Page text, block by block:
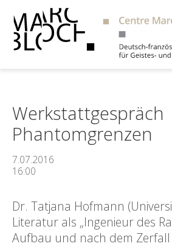
Werkstattgespräch
Phantomgrenzen
7.07.2016
16:00
Dr. Tatjana Hofmann
Literatur als „Ingenieur des
Aufbau und nach dem